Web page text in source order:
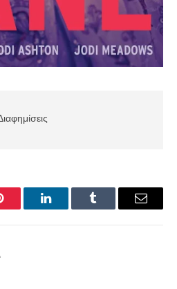
LinkedInTumblr Email